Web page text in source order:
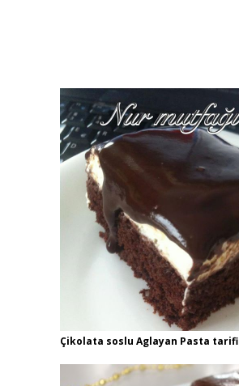
Çikolata soslu Aglayan Pasta tarifi